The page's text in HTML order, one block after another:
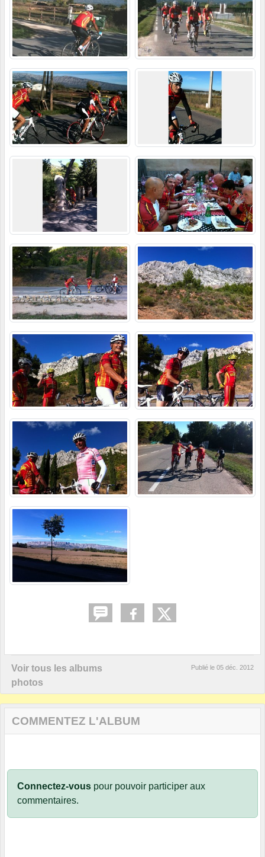
Voir tous les albums
photos
Publié le 05 déc. 2012
COMMENTEZ L'ALBUM
Connectez-vous pour pouvoir participer aux
commentaires.